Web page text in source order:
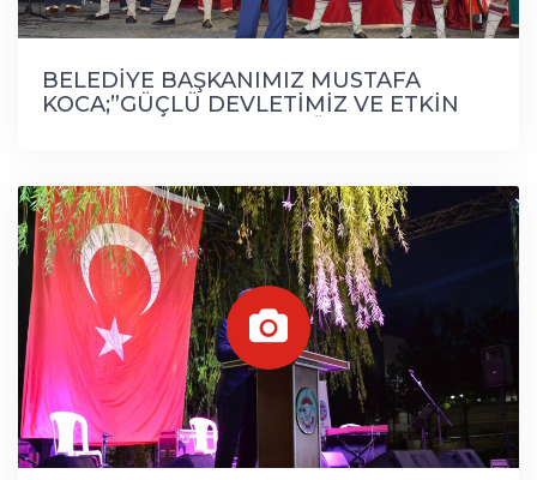
BELEDİYE BAŞKANIMIZ MUSTAFA
KOCA;”GÜÇLÜ DEVLETİMİZ VE ETKİN